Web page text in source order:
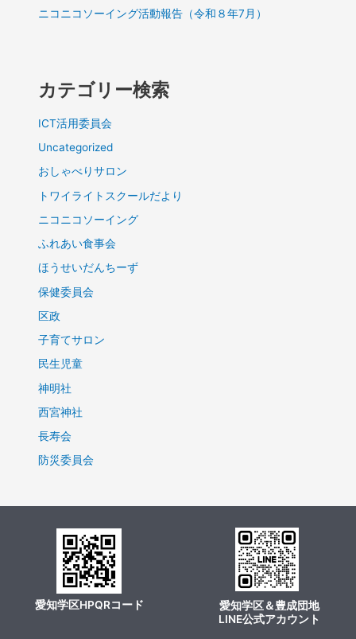
ニコニコソーイング活動報告（令和８年7月）
カテゴリー検索
ICT活用委員会
Uncategorized
おしゃべりサロン
トワイライトスクールだより
ニコニコソーイング
ふれあい食事会
ほうせいだんちーず
保健委員会
区政
子育てサロン
民生児童
神明社
西宮神社
長寿会
防災委員会
愛知学区HPQRコード
愛知学区＆豊成団地
LINE公式アカウント